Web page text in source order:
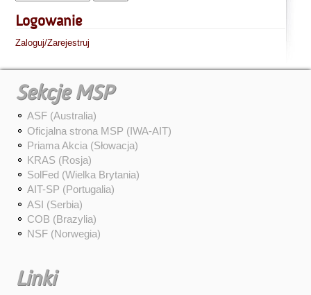
Logowanie
Zaloguj/Zarejestruj
Sekcje MSP
ASF (Australia)
Oficjalna strona MSP (IWA-AIT)
Priama Akcia (Słowacja)
KRAS (Rosja)
SolFed (Wielka Brytania)
AIT-SP (Portugalia)
ASI (Serbia)
COB (Brazylia)
NSF (Norwegia)
Linki